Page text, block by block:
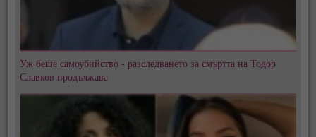
Уж беше самоубийство - разследването за смъртта на Тодор
Славков продължава